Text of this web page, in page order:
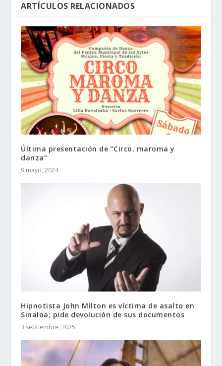
ARTÍCULOS RELACIONADOS
Última presentación de “Circo, maroma y
danza”
9 mayo, 2024
Hipnotista John Milton es víctima de asalto en
Sinaloa; pide devolución de sus documentos
3 septiembre, 2025